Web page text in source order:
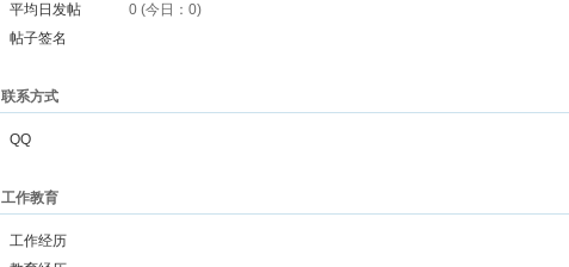
平均日发帖
0 (今日：0)
帖子签名
联系方式
QQ
工作教育
工作经历